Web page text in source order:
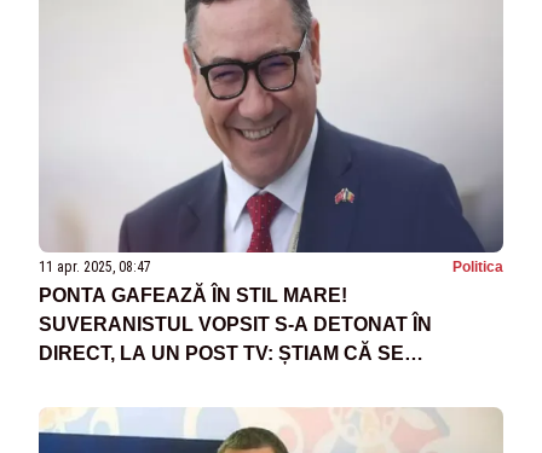
11 apr. 2025, 08:47 Politica
PONTA GAFEAZĂ ÎN STIL MARE!
SUVERANISTUL VOPSIT S-A DETONAT ÎN
DIRECT, LA UN POST TV: ȘTIAM CĂ SE
DE LA FOSTA MEA CONSILIERĂ, ANCA
ALEXANDRESCU